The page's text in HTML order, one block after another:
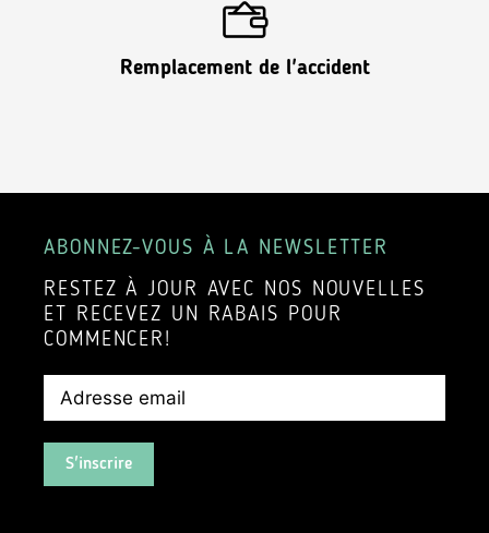
Remplacement de l'accident
ABONNEZ-VOUS À LA NEWSLETTER
RESTEZ À JOUR AVEC NOS NOUVELLES
ET RECEVEZ UN RABAIS POUR
COMMENCER!
S'inscrire